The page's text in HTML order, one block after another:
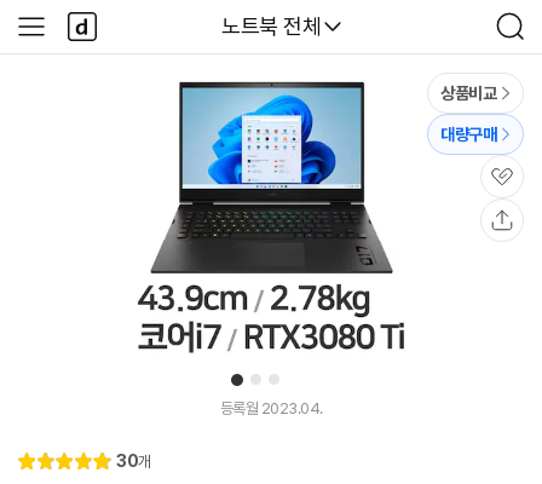
다나와
노트북 전체
검
색
사
이
다
나
와
1 2 3
튜
상품비교
대량구매
관
심
등록월 2023.04.
별
5.
리
30개